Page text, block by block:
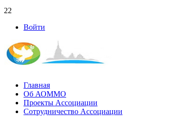
22
Войти
Главная
Об АОММО
Проекты Ассоциации
Сотрудничество Ассоциации